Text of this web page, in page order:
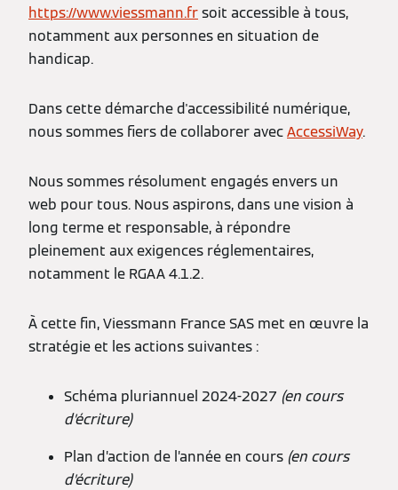
https://www.viessmann.frsoit accessible à tous,
notamment aux personnes en situation de
handicap.
Dans cette démarche d'accessibilité numérique,
nous sommes fiers de collaborer avecAccessiWay.
Nous sommes résolument engagés envers un
web pour tous. Nous aspirons, dans une vision à
long terme et responsable, à répondre
pleinement aux exigences réglementaires,
notamment le RGAA 4.1.2.
À cette fin, Viessmann France SAS met en œuvre la
stratégie et les actions suivantes :
Schéma pluriannuel 2024-2027 (en cours
d’écriture)
Plan d’action de l’année en cours (en cours
d’écriture)